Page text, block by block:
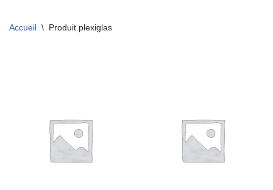
Accueil \ Produit plexiglas